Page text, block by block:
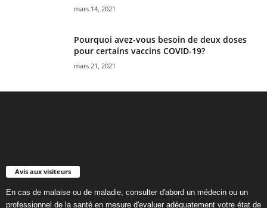
mars 14, 2021
Pourquoi avez-vous besoin de deux doses
pour certains vaccins COVID-19?
mars 21, 2021
Avis aux visiteurs
En cas de malaise ou de maladie, consulter d'abord un médecin ou un
professionnel de la santé en mesure d'evaluer adéquatement votre état de